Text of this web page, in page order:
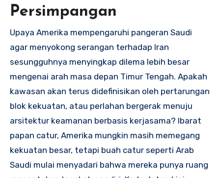
Persimpangan
Upaya Amerika mempengaruhi pangeran Saudi
agar menyokong serangan terhadap Iran
sesungguhnya menyingkap dilema lebih besar
mengenai arah masa depan Timur Tengah. Apakah
kawasan akan terus didefinisikan oleh pertarungan
blok kekuatan, atau perlahan bergerak menuju
arsitektur keamanan berbasis kerjasama? Ibarat
papan catur, Amerika mungkin masih memegang
kekuatan besar, tetapi buah catur seperti Arab
Saudi mulai menyadari bahwa mereka punya ruang